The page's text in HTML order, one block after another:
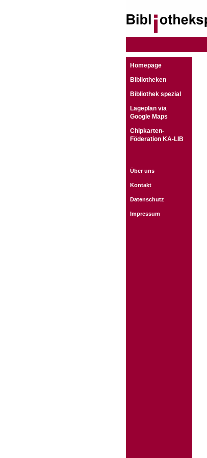
Homepage
Bibliotheken
Bibliothek spezial
Lageplan via
Google Maps
Chipkarten-
Föderation KA-LIB
Über uns
Kontakt
Datenschutz
Impressum